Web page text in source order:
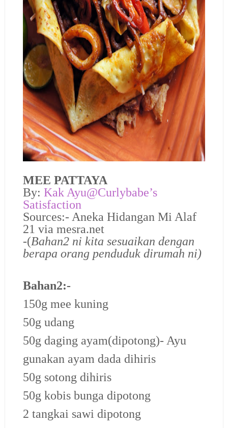
MEE PATTAYA
By: Kak Ayu@Curlybabe’s
Satisfaction
Sources:- Aneka Hidangan Mi Alaf
21 via mesra.net
-(Bahan2 ni kita sesuaikan dengan
berapa orang penduduk dirumah ni)
Bahan2:-
150g mee kuning
50g udang
50g daging ayam(dipotong)- Ayu
gunakan ayam dada dihiris
50g sotong dihiris
50g kobis bunga dipotong
2 tangkai sawi dipotong